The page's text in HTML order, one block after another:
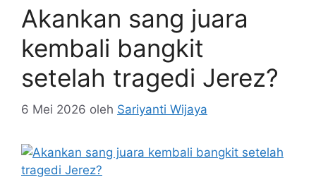
Akankan sang juara
kembali bangkit
setelah tragedi Jerez?
6 Mei 2026 oleh Sariyanti Wijaya